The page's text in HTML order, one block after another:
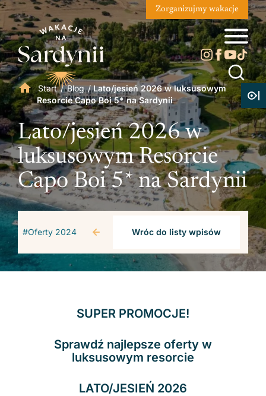
Zorganizujmy wakacje
Start/Blog/Lato/jesień 2026 w luksusowym
Resorcie Capo Boi 5* na Sardynii
Lato/jesień 2026 w
luksusowym Resorcie
Capo Boi 5* na Sardynii
#Oferty 2024 Wróc do listy wpisów
SUPER PROMOCJE!
Sprawdź najlepsze oferty w
luksusowym resorcie
LATO/JESIEŃ 2026